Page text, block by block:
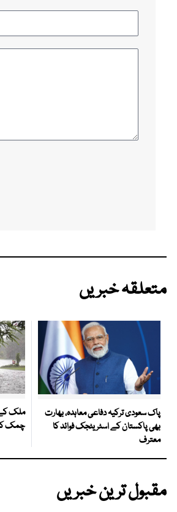
متعلقہ خبریں
پاک سعودی ترکیہ دفاعی معاہدہ، بھارت
بھی پاکستان کے اسٹریٹجک فوائد کا
معترف
ملک
چمک
مقبول ترین خبریں